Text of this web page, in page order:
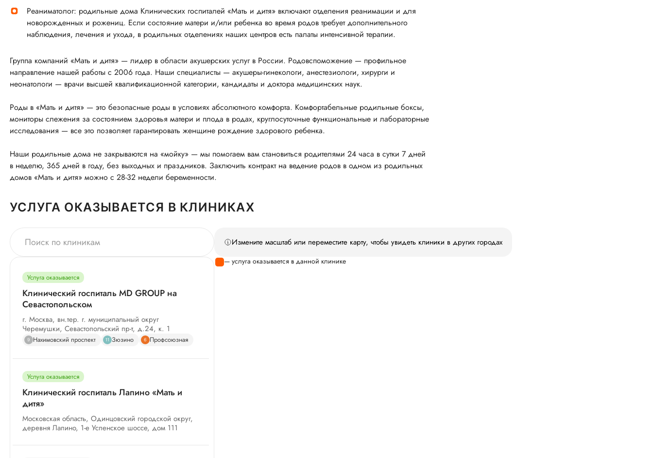
Реаниматолог: родильные дома Клинических госпиталей «Мать и дитя» включают отделения реанимации и для
новорожденных и рожениц. Если состояние матери и/или ребенка во время родов требует дополнительного
наблюдения, лечения и ухода, в родильных отделениях наших центров есть палаты интенсивной терапии.
Группа компаний «Мать и дитя» — лидер в области акушерских услуг в России. Родовспоможение — профильное
направление нашей работы с 2006 года. Наши специалисты — акушеры-гинекологи, анестезиологи, хирурги и
неонатологи — врачи высшей квалификационной категории, кандидаты и доктора медицинских наук.
Роды в «Мать и дитя» — это безопасные роды в условиях абсолютного комфорта. Комфортабельные родильные боксы,
мониторы слежения за состоянием здоровья матери и плода в родах, круглосуточные функциональные и лабораторные
исследования — все это позволяет гарантировать женщине рождение здорового ребенка.
Наши родильные дома не закрываются на «мойку» — мы помогаем вам становиться родителями 24 часа в сутки 7 дней
в неделю, 365 дней в году, без выходных и праздников. Заключить контракт на ведение родов в одном из родильных
домов «Мать и дитя» можно с 28-32 недели беременности.
УСЛУГА ОКАЗЫВАЕТСЯ В КЛИНИКАХ
Услуга оказывается
Клинический госпиталь MD GROUP на
Севастопольском
г. Москва, вн.тер. г. муниципальный округ
Черемушки, Севастопольский пр-т, д.24, к. 1
9 Нахимовский проспект 11 Зюзино 6 Профсоюзная
Услуга оказывается
Клинический госпиталь Лапино «Мать и
дитя»
Московская область, Одинцовский городской округ,
деревня Лапино, 1-е Успенское шоссе, дом 111
Измените масштаб или переместите карту, чтобы увидеть клиники в других городах
— услуга оказывается в данной клинике